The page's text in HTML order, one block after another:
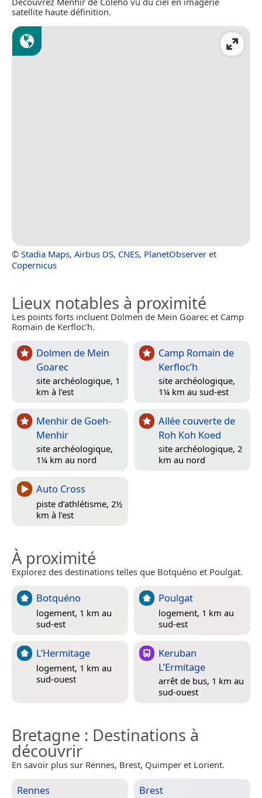
satellite haute définition.
© Stadia Maps, Airbus DS, CNES, PlanetObserver et
Copernicus
Lieux notables à proximité
Les points forts incluent Dolmen de Mein Goarec et Camp
Romain de Kerfloc’h.
Dolmen de Mein
Goarec
site archéologique, 1
km à l’est
Camp Romain de
Kerfloc’h
site archéologique,
1¼ km au sud-est
Menhir de Goeh-
Menhir
site archéologique,
1¼ km au nord
Allée couverte de
Roh Koh Koed
site archéologique, 2
km au nord
Auto Cross
piste d’athlétisme, 2½
km à l’est
À proximité
Explorez des destinations telles que Botquéno et Poulgat.
Botquéno
logement, 1 km au
sud-est
Poulgat
logement, 1 km au
sud-est
L’Hermitage
logement, 1 km au
sud-ouest
Keruban
L’Ermitage
arrêt de bus, 1 km au
sud-ouest
Bretagne : Destinations à
découvrir
En savoir plus sur Rennes, Brest, Quimper et Lorient.
Rennes Brest